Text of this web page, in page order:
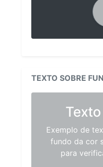
TEXTO SOBRE
Exemplo de
fundo da cor
para